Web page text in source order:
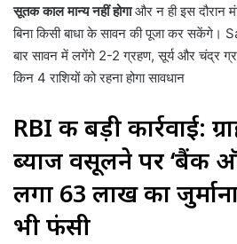
सूतक काल मान्य नहीं होगाऔर न ही इस दौरान
बिना किसी बाधा के सावन की पूजा कर
बार सावन में लगेंगे 2-2 ग्रहण, सूर्य और चंद्र
किन 4 राशियों को रहना होगा सावधान
RBI की बड़ी कार्रवाई:
ब्याज वसूलने पर ‘बैंक
लगा ₹63 लाख का
भी फंसी